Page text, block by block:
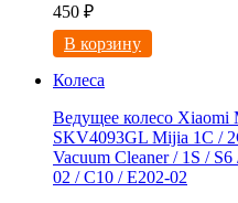
450 ₽
В корзину
Колеса
Ведущее колесо Xiaomi
SKV4093GL Mijia 1C /
Vacuum Cleaner / 1S /
02 / С10 / E202-02